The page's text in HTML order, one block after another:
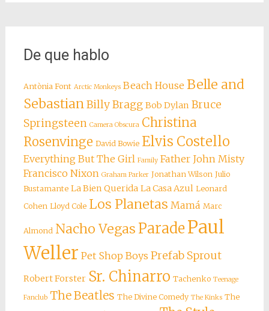
De que hablo
Antònia Font Arctic Monkeys Beach House Belle and
SebastianBilly Bragg Bob Dylan Bruce
Springsteen Camera Obscura Christina
Rosenvinge David Bowie Elvis Costello
Everything But The Girl Family Father John Misty
Francisco Nixon Graham Parker Jonathan Wilson Julio
Bustamante La Bien Querida La Casa Azul Leonard
Cohen Lloyd Cole Los Planetas Mamá Marc
Almond Nacho Vegas ParadePaul
Weller Pet Shop Boys Prefab Sprout
Robert Forster Sr. Chinarro Tachenko Teenage
Fanclub The Beatles The Divine Comedy The Kinks The